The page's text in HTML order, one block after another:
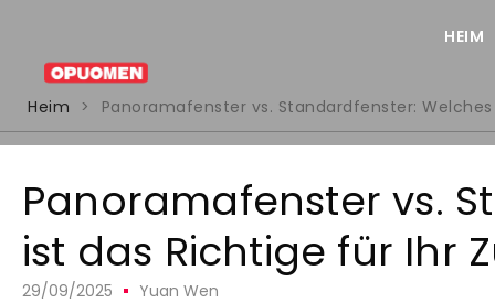
HEIM
Heim > Panoramafenster vs. Standardfenster:
Panoramafenster vs.
ist das Richtige für Ihr
29/09/2025 Yuan Wen